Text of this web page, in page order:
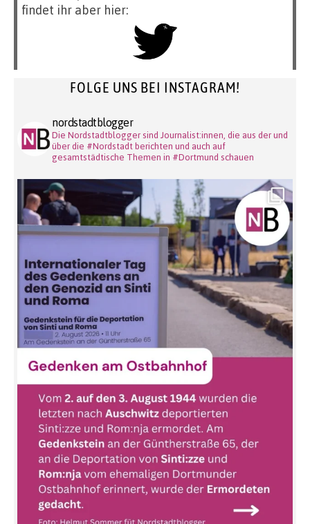
findet ihr aber hier:
FOLGE UNS BEI INSTAGRAM!
nordstadtblogger
Die Nordstadtblogger sind Journalist:innen, die aus der und
über die #Nordstadt berichten und auch auf
gesamtstädtische Themen in #Dortmund schauen